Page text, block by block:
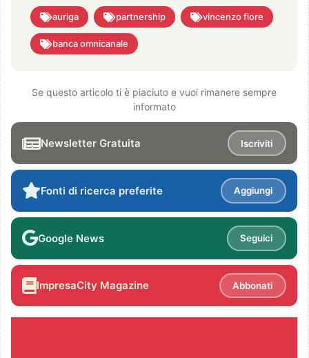
auriga partnership vincenzo fiore
banca omnicanale
Se questo articolo ti è piaciuto e vuoi rimanere sempre
informato
Newsletter Gratuita Iscriviti
Fonti di ricerca preferite Aggiungi
Google News Seguici
ImpresaCity Magazine Abbonati